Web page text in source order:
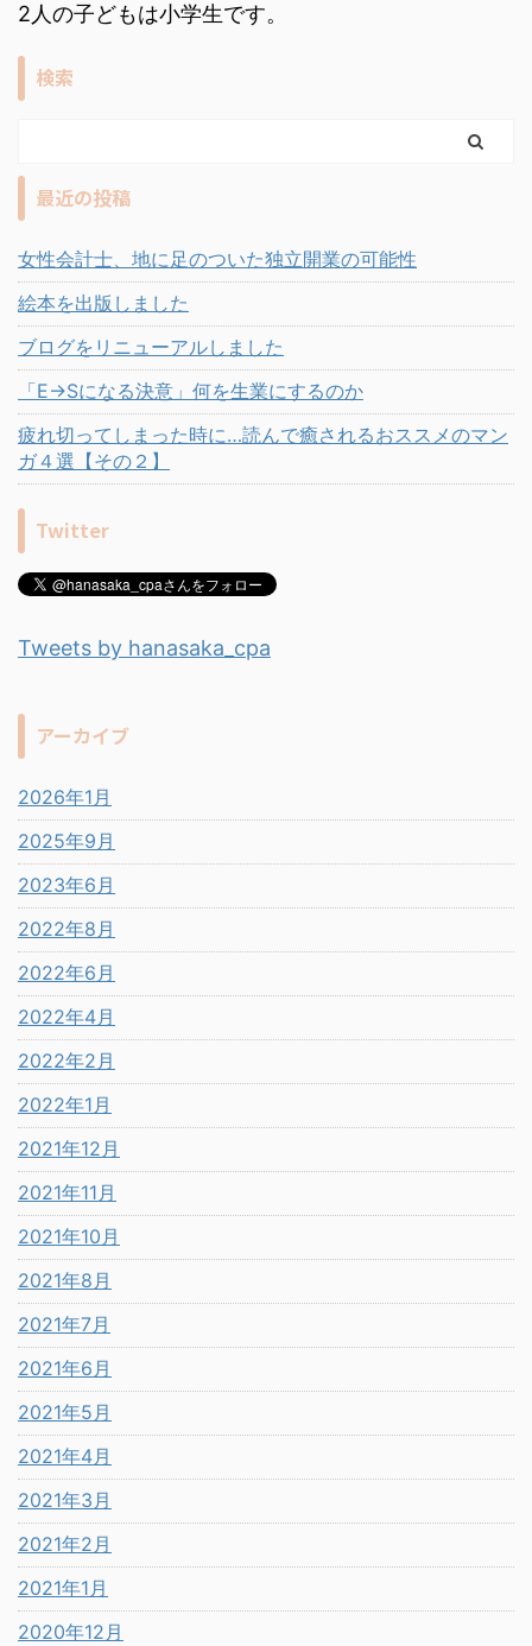
2人の子どもは小学生です。
検索
最近の投稿
女性会計士、地に足のついた独立開業の可能性
絵本を出版しました
ブログをリニューアルしました
「E→Sになる決意」何を生業にするのか
疲れ切ってしまった時に…読んで癒されるおススメのマン
ガ４選【その２】
Twitter
Tweets by hanasaka_cpa
アーカイブ
2026年1月
2025年9月
2023年6月
2022年8月
2022年6月
2022年4月
2022年2月
2022年1月
2021年12月
2021年11月
2021年10月
2021年8月
2021年7月
2021年6月
2021年5月
2021年4月
2021年3月
2021年2月
2021年1月
2020年12月